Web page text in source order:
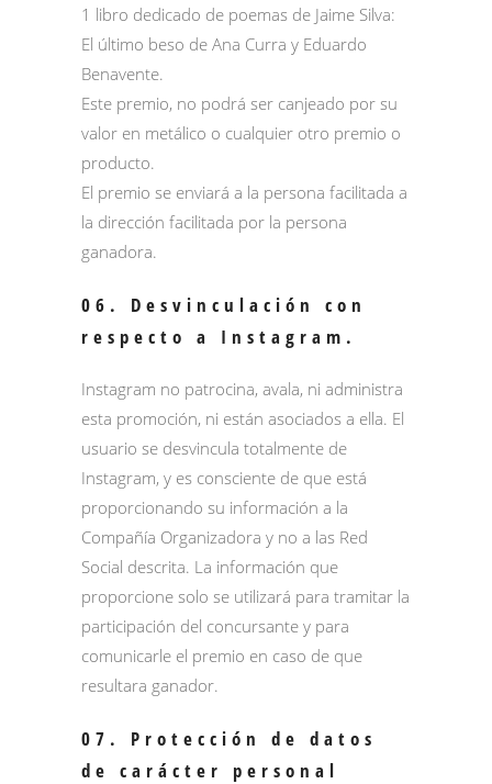
1 libro dedicado de poemas de Jaime Silva:
El último beso de Ana Curra y Eduardo
Benavente.
Este premio, no podrá ser canjeado por su
valor en metálico o cualquier otro premio o
producto.
El premio se enviará a la persona facilitada a
la dirección facilitada por la persona
ganadora.
06. Desvinculación con
respecto a Instagram.
Instagram no patrocina, avala, ni administra
esta promoción, ni están asociados a ella. El
usuario se desvincula totalmente de
Instagram, y es consciente de que está
proporcionando su información a la
Compañía Organizadora y no a las Red
Social descrita. La información que
proporcione solo se utilizará para tramitar la
participación del concursante y para
comunicarle el premio en caso de que
resultara ganador.
07. Protección de datos
de carácter personal